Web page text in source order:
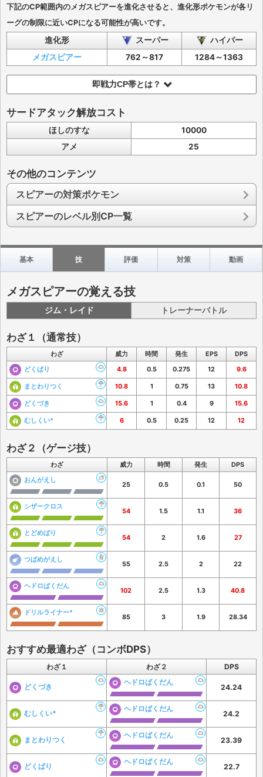
下記のCP範囲内のメガスピアーを進化させると、進化形ポケモンが各リ
ーグの制限に近いCPになる可能性が高いです。
進化形 スーパー
ハイパー
メガスピアー
762～817 1284～1363
即戦力CP帯とは？
サードアタック解放コスト
ほしのすな
10000
アメ
25
その他のコンテンツ
スピアーの対策ポケモン
スピアーのレベル別CP一覧
基本 技 評価 対策 動画
メガスピアーの覚える技
ジム・レイド トレーナーバトル
わざ１（通常技）
わざ 威力 時間 発生 EPS
DPS
どくばり
4.8 0.5 0.275 12 9.6
まとわりつく 10.8 1 0.75 13 10.8
どくづき 15.6 1 0.4 9 15.6
むしくい* 6 0.5 0.25 12 12
わざ２（ゲージ技）
わざ 威力 時間 発生
DPS
おんがえし
25 0.5 0.1 50
シザークロス
54 1.5 1.1 36
とどめばり
54 2 1.6 27
つばめがえし
55 2.5 2 22
ヘドロばくだん
102 2.5 1.3 40.8
ドリルライナー*
85 3 1.9 28.34
おすすめ最適わざ（コンボDPS）
わざ１ わざ２ DPS
どくづき
ヘドロばくだん
24.24
むしくい*
ヘドロばくだん
24.2
まとわりつく
ヘドロばくだん
23.39
どくばり
ヘドロばくだん
22.7